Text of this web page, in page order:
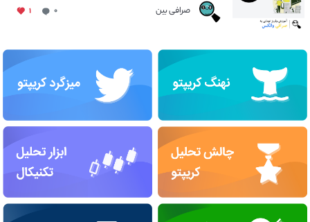
صرافی بین ۰ ۱